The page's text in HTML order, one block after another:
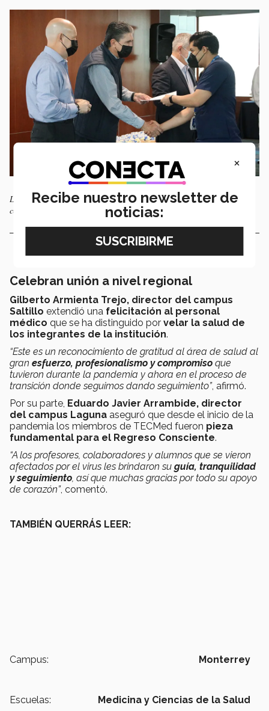
Los profesionales de la salud recibieron un reconocimiento en la
ceremonia.
Celebran unión a nivel regional
Gilberto Armienta Trejo, director del campus
Saltillo extendió una felicitación al personal
médico que se ha distinguido por velar la salud de
los integrantes de la institución.
“Este es un reconocimiento de gratitud al área de salud al
gran esfuerzo, profesionalismo y compromiso que
tuvieron durante la pandemia y ahora en el proceso de
transición donde seguimos dando seguimiento”, afirmó.
Por su parte, Eduardo Javier Arrambide, director
del campus Laguna aseguró que desde el inicio de la
pandemia los miembros de TECMed fueron pieza
fundamental para el Regreso Consciente.
“A los profesores, colaboradores y alumnos que se vieron
afectados por el virus les brindaron su guía, tranquilidad
y seguimiento, así que muchas gracias por todo su apoyo
de corazón”, comentó.
TAMBIÉN QUERRÁS LEER:
Campus: Monterrey
Escuelas: Medicina y Ciencias de la Salud
×
Recibe nuestro newsletter de
noticias: